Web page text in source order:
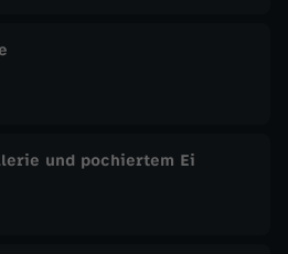
und pochiertem Ei